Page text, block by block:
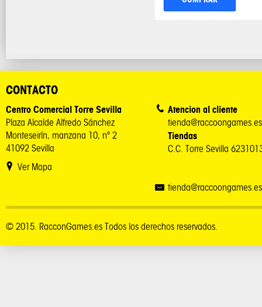
CONTACTO
Centro Comercial Torre Sevilla
Plaza Alcalde Alfredo Sánchez
Monteseirín, manzana 10, nº 2
41092 Sevilla
Ver Mapa
Atencion al cliente
tienda@raccoongames.es
Tiendas
C.C. Torre Sevilla
tienda@raccoongames.es
© 2015. RacconGames.es Todos los derechos reservados.